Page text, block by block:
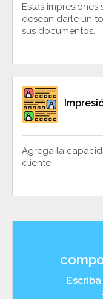
Estas
desean darle un
sus documentos.
Agrega la
cliente